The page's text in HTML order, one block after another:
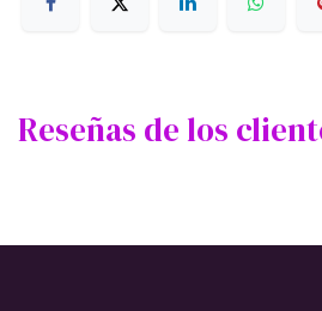
Reseñas de los